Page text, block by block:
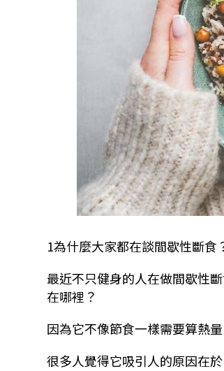
1為什麼大家都在談間歇性斷食
最近不只健身的人在做間歇性
在哪裡？
因為它不像節食一樣需要算熱
很多人覺得它吸引人的原因在於